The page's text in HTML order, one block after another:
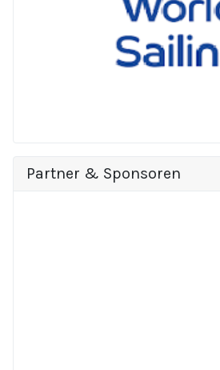
Partner & Sponsoren